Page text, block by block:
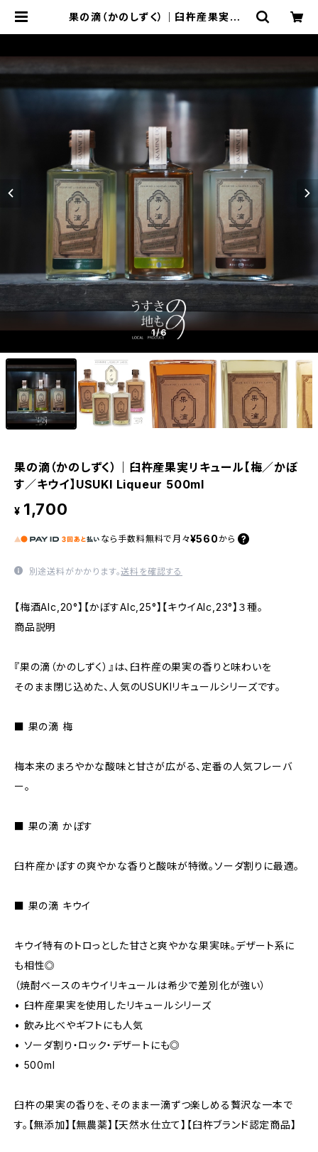
果の滴（かのしずく）｜臼杵産果実リキ
1/6
果の滴（かのしずく）｜臼杵産果実リキュール【梅／かぼ
す／キウイ】USUKI Liqueur 500ml
¥ 1,700
なら 手数料無料で 月々¥560 から
別途送料がかかります。送料を確認する
【梅酒Alc,20°】【かぼすAlc,25°】【キウイAlc,23°】３種。
商品説明
『果の滴（かのしずく）』は、臼杵産の果実の香りと味わいを
そのまま閉じ込めた、人気のUSUKIリキュールシリーズです。
■ 果の滴 梅
梅本来のまろやかな酸味と甘さが広がる、定番の人気フレーバ
ー。
■ 果の滴 かぼす
臼杵産かぼすの爽やかな香りと酸味が特徴。ソーダ割りに最適。
■ 果の滴 キウイ
キウイ特有のトロっとした甘さと爽やかな果実味。デザート系に
も相性◎
（焼酎ベースのキウイリキュールは希少で差別化が強い）
• 臼杵産果実を使用したリキュールシリーズ
• 飲み比べやギフトにも人気
• ソーダ割り・ロック・デザートにも◎
• 500ml
臼杵の果実の香りを、そのまま一滴ずつ楽しめる贅沢な一本で
す。【無添加】【無農薬】【天然水仕立て】【臼杵ブランド認定商品】